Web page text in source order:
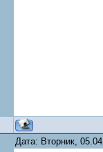
Дата: Вторник,